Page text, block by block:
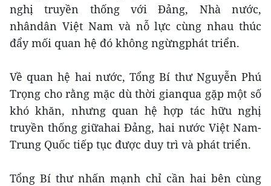
nghị truyền thống với Đảng, Nhà nước,
nhândân Việt Nam và nỗ lực cùng nhau thúc
đẩy mối quan hệ đó không ngừngphát triển.
Về quan hệ hai nước, Tổng Bí thư Nguyễn Phú
Trọng cho rằng mặc dù thời gianqua gặp một số
khó khăn, nhưng quan hệ hợp tác hữu nghị
truyền thống giữahai Đảng, hai nước Việt Nam-
Trung Quốc tiếp tục được duy trì và phát triển.
Tổng Bí thư nhấn mạnh chỉ cần hai bên cùng